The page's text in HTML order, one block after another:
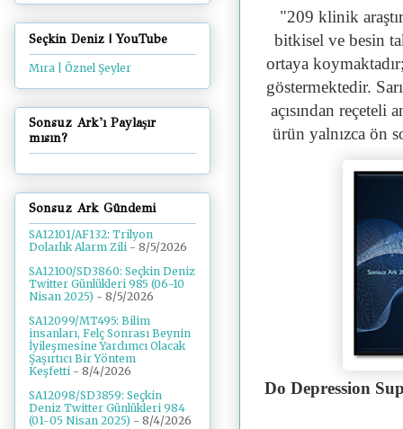
"209 klinik
bitkisel ve besin
ortaya
göstermektedir.
açısından reçeteli
ürün yalnızca ön
Do Depression
Seçkin Deniz | YouTube
Mıra | Öznel Şeyler
Sonsuz Ark'ı Paylaşır
mısın?
Sonsuz Ark Gündemi
SA12101/AF132: Trilyon
Dolarlık Alarm Zili - 8/5/2026
SA12100/SD3860: Seçkin Deniz
Twitter Günlükleri 985 (06-10
Nisan 2025) - 8/5/2026
SA12099/MT495: Bilim
insanları, Felç Sonrası Beynin
İyileşmesine Yardımcı Olacak
Şaşırtıcı Bir Yöntem
Keşfetti - 8/4/2026
SA12098/SD3859: Seçkin
Deniz Twitter Günlükleri 984
(01-05 Nisan 2025) - 8/4/2026